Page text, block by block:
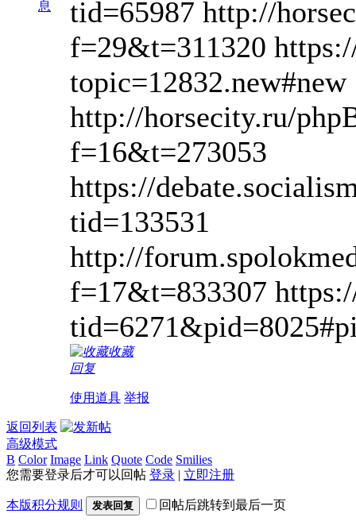
息
tid=65987 http://
f=29&t=311320
topic=12832.new#new
http://horsecity.ru/
f=16&t=273053
https://
tid=133531
http://
f=17&t=833307
收藏
回复
使用道具 举报
返回列表
高级模式
B Color Image Link Quote Code Smilies
您需要登录后才可以回帖 登录 | 立即注册
本版积分规则 发表回复 回帖后跳转到最后一页